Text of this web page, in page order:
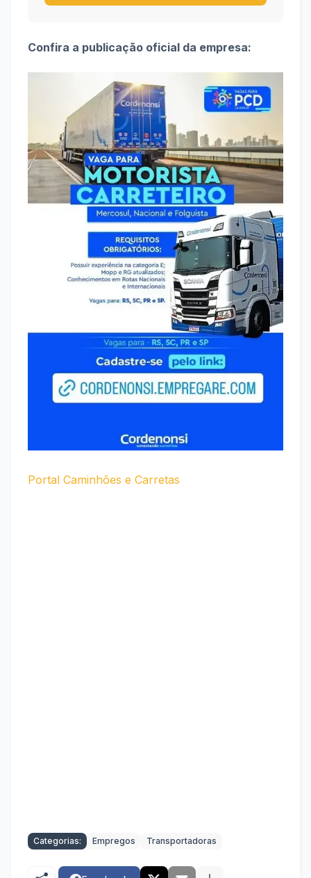
Confira a publicação oficial da empresa:
Portal Caminhões e Carretas
Categorias: Empregos Transportadoras